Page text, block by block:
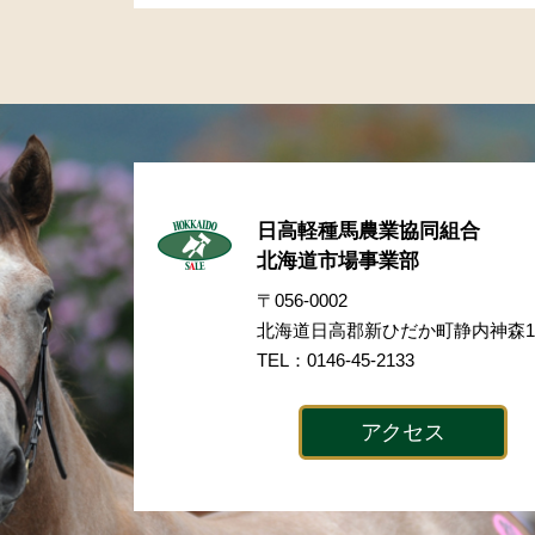
日高軽種馬農業協同組合
北海道市場事業部
〒056-0002
北海道日高郡新ひだか町静内神森
TEL：0146-45-2133
アクセス